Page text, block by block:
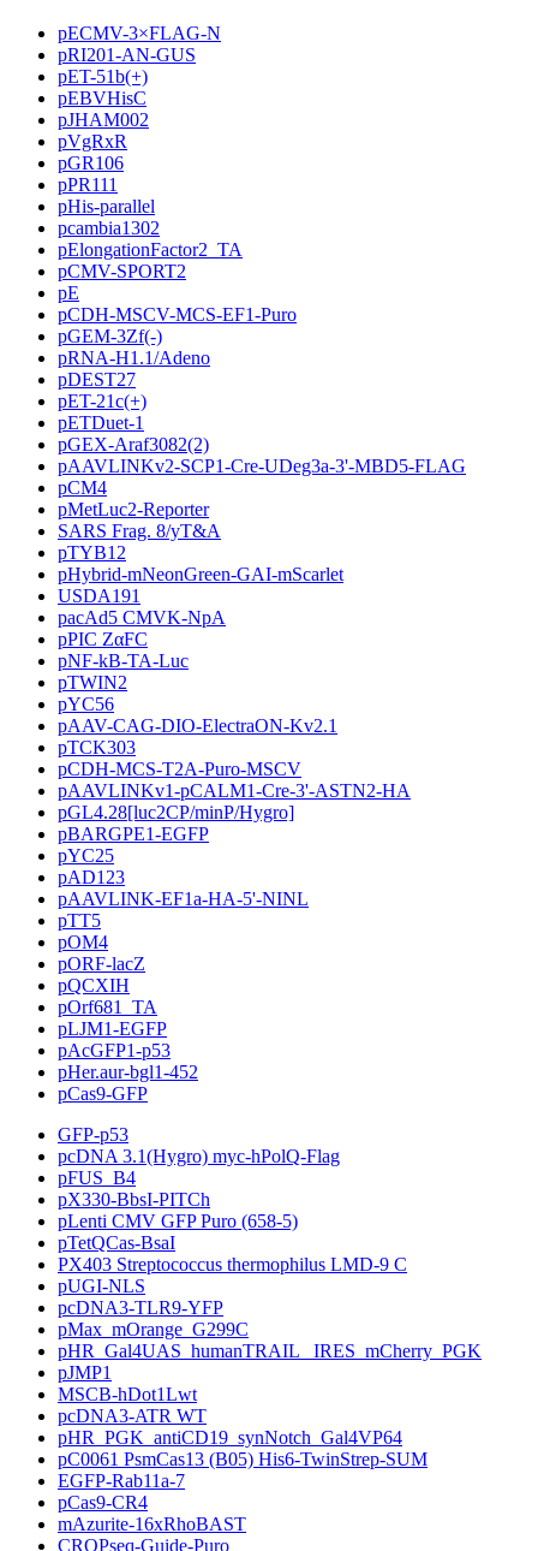
pECMV-3×FLAG-N
pRI201-AN-GUS
pET-51b(+)
pEBVHisC
pJHAM002
pVgRxR
pGR106
pPR111
pHis-parallel
pcambia1302
pElongationFactor2_TA
pCMV-SPORT2
pE
pCDH-MSCV-MCS-EF1-Puro
pGEM-3Zf(-)
pRNA-H1.1/Adeno
pDEST27
pET-21c(+)
pETDuet-1
pGEX-Araf3082(2)
pAAVLINKv2-SCP1-Cre-UDeg3a-3'-MBD5-FLAG
pCM4
pMetLuc2-Reporter
SARS Frag. 8/yT&A
pTYB12
pHybrid-mNeonGreen-GAI-mScarlet
USDA191
pacAd5 CMVK-NpA
pPIC ZαFC
pNF-kB-TA-Luc
pTWIN2
pYC56
pAAV-CAG-DIO-ElectraON-Kv2.1
pTCK303
pCDH-MCS-T2A-Puro-MSCV
pAAVLINKv1-pCALM1-Cre-3'-ASTN2-HA
pGL4.28[luc2CP/minP/Hygro]
pBARGPE1-EGFP
pYC25
pAD123
pAAVLINK-EF1a-HA-5'-NINL
pTT5
pOM4
pORF-lacZ
pQCXIH
pOrf681_TA
pLJM1-EGFP
pAcGFP1-p53
pHer.aur-bgl1-452
pCas9-GFP
GFP-p53
pcDNA 3.1(Hygro) myc-hPolQ-Flag
pFUS_B4
pX330-BbsI-PITCh
pLenti CMV GFP Puro (658-5)
pTetQCas-BsaI
PX403 Streptococcus thermophilus LMD-9 C
pUGI-NLS
pcDNA3-TLR9-YFP
pMax_mOrange_G299C
pHR_Gal4UAS_humanTRAIL _IRES_mCherry_PGK
pJMP1
MSCB-hDot1Lwt
pcDNA3-ATR WT
pHR_PGK_antiCD19_synNotch_Gal4VP64
pC0061 PsmCas13 (B05) His6-TwinStrep-SUM
EGFP-Rab11a-7
pCas9-CR4
mAzurite-16xRhoBAST
CROPseq-Guide-Puro